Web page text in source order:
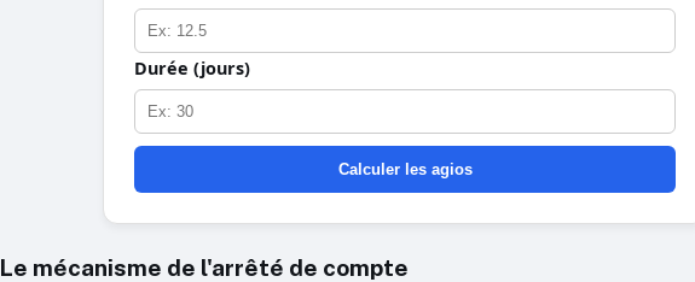
Durée (jours)
Calculer les agios
Le mécanisme de l'arrêté de compte